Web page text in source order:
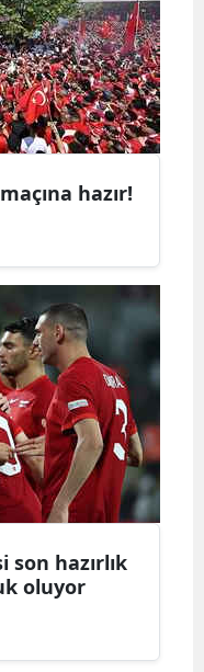
Kırşehir
Kocaeli
Konya
Manisa
Muğla
Muş
Nevşehir
Niğde
Ordu
Sakarya
hazır!
son hazırlık
oluyor